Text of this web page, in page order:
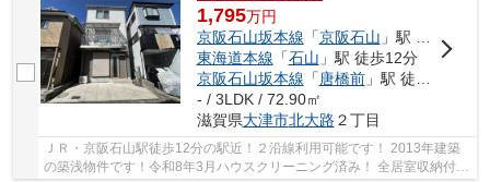
1,795万円
京阪石山坂本線 「京阪石山 」駅 徒歩12分
東海道本線 「石山 」駅 徒歩12分
京阪石山坂本線 「 唐橋前」駅 徒歩11分
- / 3LDK / 72.90㎡
滋賀県大津市北大路 ２丁目
ＪＲ・京阪石山駅徒歩12分の駅近！２沿線利用可能です！ 2013年建築
の築浅物件です！令和8年3月ハウスクリーニング済み！ 全居室収納付き